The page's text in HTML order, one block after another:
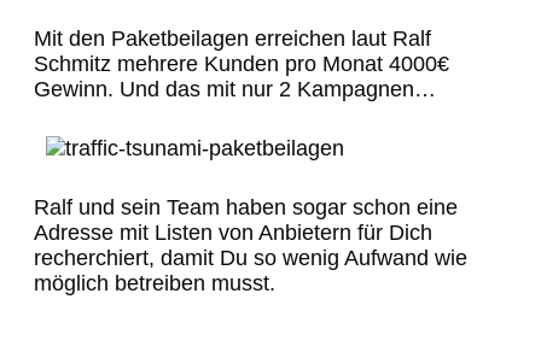
Mit den Paketbeilagen erreichen laut Ralf
Schmitz mehrere Kunden pro Monat 4000€
Gewinn. Und das mit nur 2 Kampagnen…
Ralf und sein Team haben sogar schon eine
Adresse mit Listen von Anbietern für Dich
recherchiert, damit Du so wenig Aufwand wie
möglich betreiben musst.